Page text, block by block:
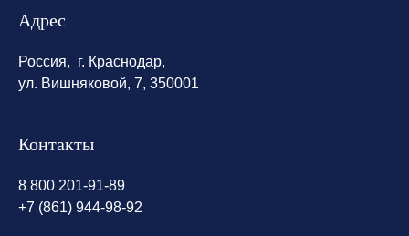
Адрес
Россия, г. Краснодар,
ул. Вишняковой, 7, 350001
Контакты
8 800 201-91-89
+7 (861) 944-98-92